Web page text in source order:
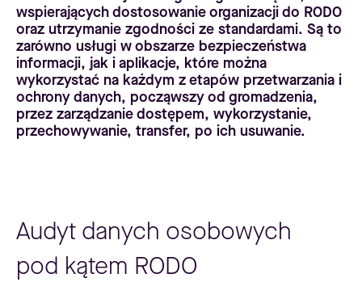
wspierających dostosowanie organizacji do RODO
oraz utrzymanie zgodności ze standardami. Są to
zarówno usługi w obszarze bezpieczeństwa
informacji, jak i aplikacje, które można
wykorzystać na każdym z etapów przetwarzania i
ochrony danych, począwszy od gromadzenia,
przez zarządzanie dostępem, wykorzystanie,
przechowywanie, transfer, po ich usuwanie.
Audyt danych osobowych
pod kątem RODO